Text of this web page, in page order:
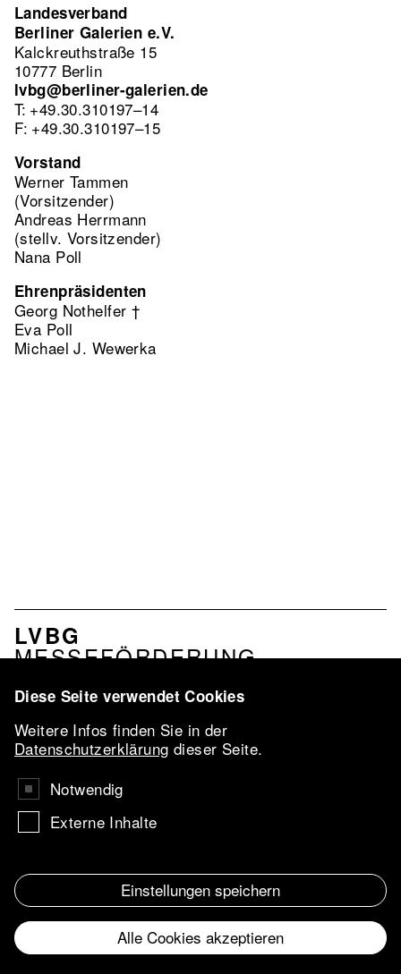
Landesverband
Berliner Galerien e.V.
Kalckreuthstraße 15
10777 Berlin
lvbg@berliner-galerien.de
T: +49.30.310197–14
F: +49.30.310197–15
Vorstand
Werner Tammen
(Vorsitzender)
Andreas Herrmann
(stellv. Vorsitzender)
Nana Poll
Ehrenpräsidenten
Georg Nothelfer †
Eva Poll
Michael J. Wewerka
NAVIGATION
VERBAND
LVBG
MESSEFÖRDERUNG
LEISTUNGEN
NETZWERK
LVBG-
KONFERENZ
2026
VBKI-PREIS
UKRAINE
RESIDENCE
Navigation
Footer
Verband
IMPRESSUM
DATENSCHUTZ
Diese Seite verwendet Cookies
Weitere Infos finden Sie in der
Datenschutzerklärung dieser Seite.
Notwendig
Externe Inhalte
Einstellungen speichern
Alle Cookies akzeptieren